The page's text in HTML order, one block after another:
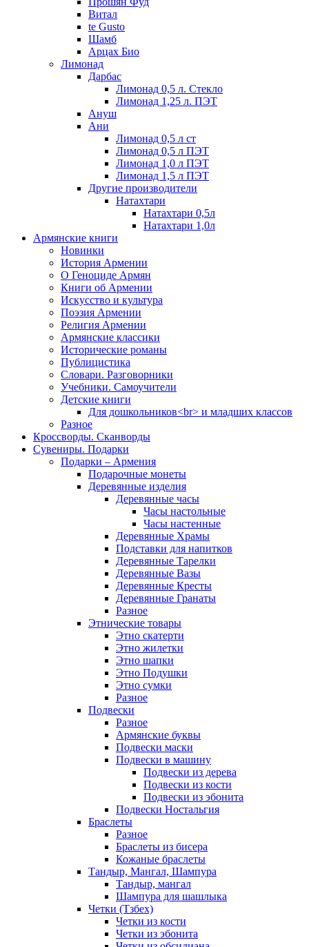
Витал
te Gusto
Шамб
Арцах Био
Лимонад
Дарбас
Лимонад 0,5 л. Стекло
Лимонад 1,25 л. ПЭТ
Ануш
Ани
Лимонад 0,5 л ст
Лимонад 0,5 л ПЭТ
Лимонад 1,0 л ПЭТ
Лимонад 1,5 л ПЭТ
Другие производители
Натахтари
Натахтари 0,5л
Натахтари 1,0л
Армянские книги
Новинки
История Армении
О Геноциде Армян
Книги об Армении
Иcкусство и культура
Поэзия Армении
Религия Армении
Армянские классики
Исторические романы
Публицистика
Словари. Разговорники
Учебники. Самоучители
Детские книги
Для дошкольников<br> и младших классов
Разное
Кроссворды. Сканворды
Сувениры. Подарки
Подарки – Армения
Подарочные монеты
Деревянные изделия
Деревянные часы
Часы настольные
Часы настенные
Деревянные Храмы
Подставки для напитков
Деревянные Тарелки
Деревянные Вазы
Деревянные Кресты
Деревянные Гранаты
Разное
Этнические товары
Этно скатерти
Этно жилетки
Этно шапки
Этно Подушки
Этно сумки
Разное
Подвески
Разное
Армянские буквы
Подвески маски
Подвески в машину
Подвески из дерева
Подвески из кости
Подвески из эбонита
Подвески Ностальгия
Браслеты
Разное
Браслеты из бисера
Кожаные браслеты
Тандыр, Мангал, Шампура
Тандыр, мангал
Шампура для шашлыка
Четки (Тзбех)
Четки из кости
Четки из эбонита